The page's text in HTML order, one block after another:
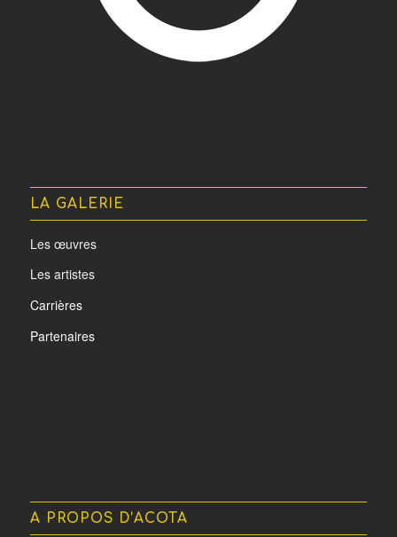
LA GALERIE
Les œuvres
Les artistes
Carrières
Partenaires
A PROPOS D’ACOTA